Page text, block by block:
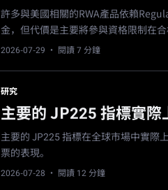
許多與美國相關的RWA產品依賴
金，但代價是主要將參與資格限制在合
2026-07-29 · 閱讀 7 分鐘
研究
主要的 JP225 指標實際
主要的 JP225 指標在全球市場中實際
票的表現。
2026-07-28 · 閱讀 12 分鐘